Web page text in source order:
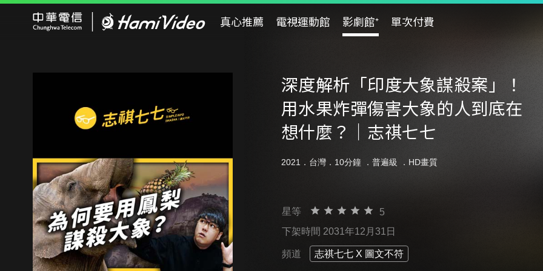
真心推薦 電視運動館 影劇館⁺ 單次付費
深度解析「印度大象謀殺案」！
用水果炸彈傷害大象的人到底在
想什麼？｜志祺七七
2021．台灣．10分鐘 ． 普遍級 ．HD畫質
星等
5
下架時間 2031年12月31日
頻道 志祺七七 X 圖文不符